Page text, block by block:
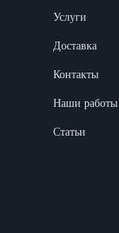
Услуги
Доставка
Контакты
Наши работы
Статьи